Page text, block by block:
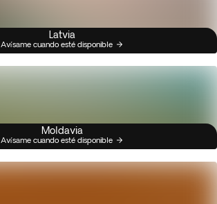
Latvia
Avísame cuando esté disponible
Moldavia
Avísame cuando esté disponible